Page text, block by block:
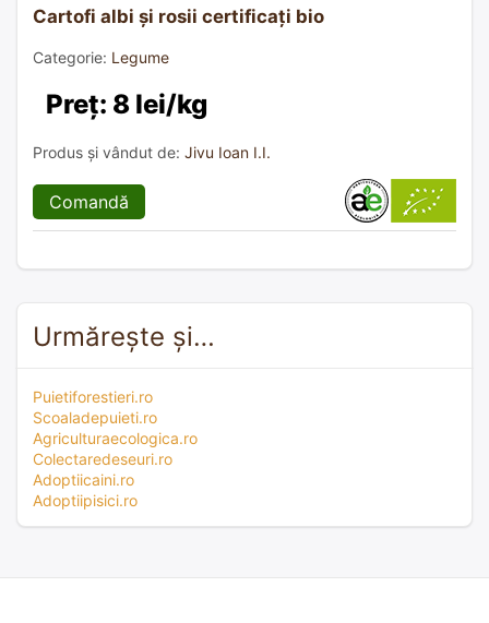
Cartofi albi și rosii certificați bio
Categorie: Legume
Preț: 8 lei/kg
Produs și vândut de: Jivu Ioan I.I.
Comandă
Urmărește și…
Puietiforestieri.ro
Scoaladepuieti.ro
Agriculturaecologica.ro
Colectaredeseuri.ro
Adoptiicaini.ro
Adoptiipisici.ro